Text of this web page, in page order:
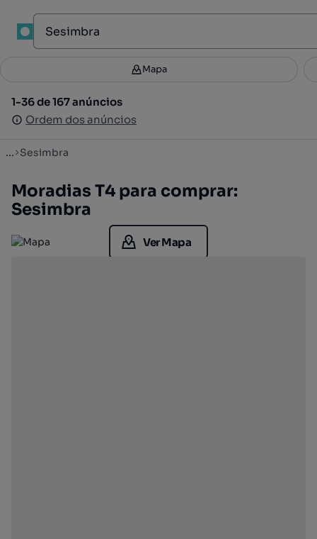
Filtros 3
1-36 de 167 anúncios
Ordem dos anúncios
Mapa
1-36 de 167 anúncios
Ordem dos anúncios
... Sesimbra
Moradias T4 para comprar:
Sesimbra
Ver Mapa